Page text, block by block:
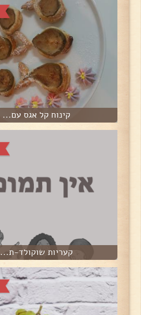
קינוח קל אגס עם...
קעריות שוקולד-ת...